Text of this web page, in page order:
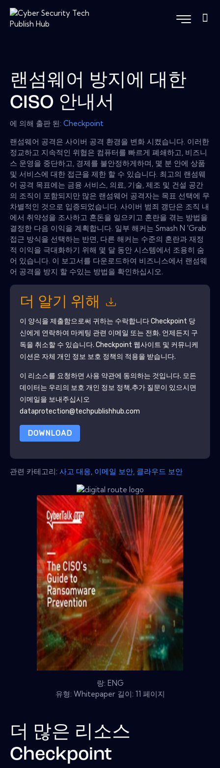
랜섬웨어 방지에 대한
CISO 안내서
에 의해 출판 된: Checkpoint
랜섬웨어 공격은 사이버 공격 환경을 변화 시켰습니다. 이러한
정교하고 지속적인 위협은 컴퓨터를 빠르게 폐쇄하고, 비즈니
스 운영을 중단하고, 경제를 불안정하게하며, 몇 분 안에 상품
및 서비스에 대한 접근을 제한 할 수 있습니다. 최고의 랜섬웨
어 공격 목표에는 금융 서비스, 의료, 기술, 제조 및 건설 공간
의 조직이 포함되지만 많은 랜섬웨어 공격자는 목표 선택에 무
차별적인 것으로 입증되었습니다. 사이버 범죄 갱단은 조직 내
에서 취약성을 조사하고 혼돈을 일으키고 혼란을 겪는 방법을
결정한 다음 이익을 계획합니다. 일부 해커는 Smash N 'Grab
접근 방식을 선택하는 반면, 다른 해커는 수준의 혼란과 재정
적 이익을 극대화하기 위해 몇 달 동안 시스템에서 조용히 숨
어 있습니다. 이 보고서를 다운로드하여 비즈니스에서 랜섬웨
어 공격을 방지 할 수있는 방법을 확인하십시오.
더 알기 위해
이 양식을 제출함으로써 귀하는 수락합니다Checkpoint 당
신에게 연락하여 마케팅 관련 이메일 또는 전화. 언제든지 구
독을 취소할 수 있습니다. Checkpoint 웹사이트 및 커뮤니케
이션은 자체 개인 정보 보호 정책의 적용을 받습니다.
이 리소스를 요청하면 사용 약관에 동의하는 것입니다. 모든
데이터는 우리의 보호 개인 정보 정책.추가 질문이 있으시면
이메일을 보내주십시오
dataprotection@techpublishhub.com
DOWNLOAD
관련 카테고리: 사고 대응 이메일 보안 클라우드 보안
랑: ENG
유형: Whitepaper 길이: 11 페이지
더 많은 리소스
Checkpoint